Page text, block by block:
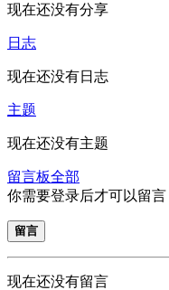
现在还没有分享
日志
现在还没有日志
主题
现在还没有主题
留言板全部
你需要登录后才可以留言
留言
现在还没有留言